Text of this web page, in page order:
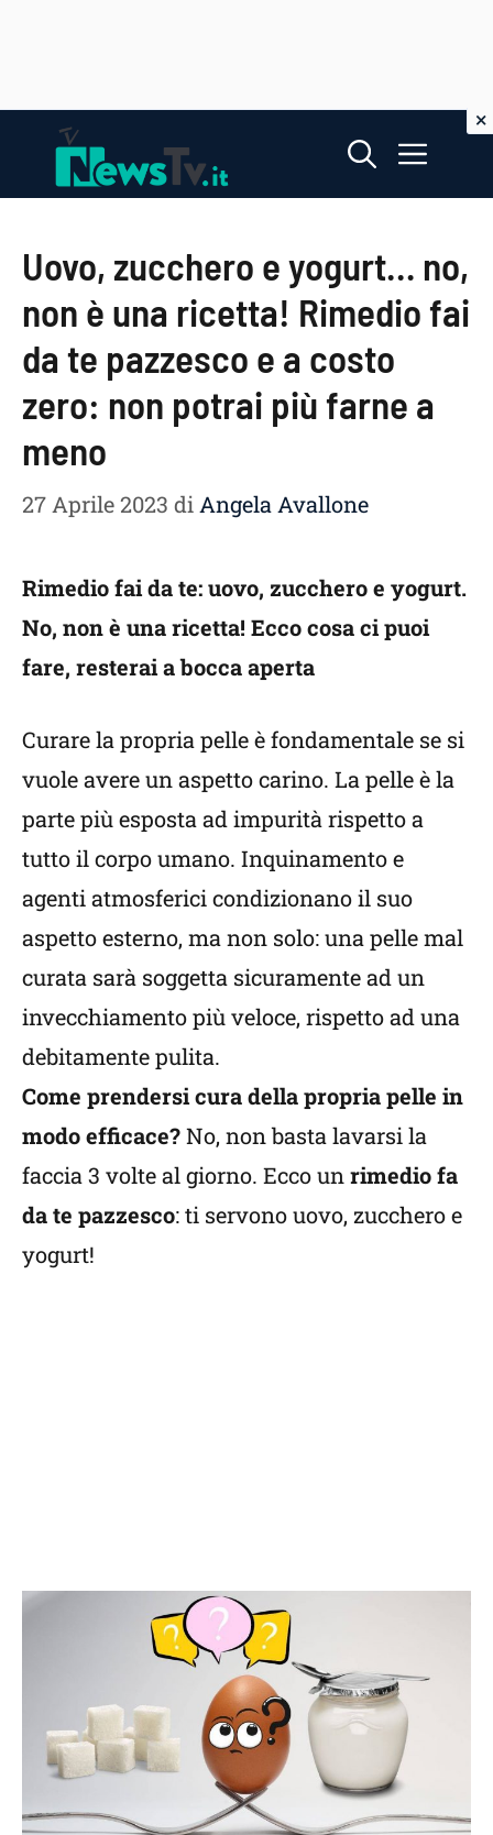
contenuto
Menu
Uovo, zucchero e yogurt… no,
non è una ricetta! Rimedio fai
da te pazzesco e a costo
zero: non potrai più farne a
meno
27 Aprile 2023 di Angela Avallone
Rimedio fai da te: uovo, zucchero e yogurt.
No, non è una ricetta! Ecco cosa ci puoi
fare, resterai a bocca aperta
Curare la propria pelle è fondamentale se si
vuole avere un aspetto carino. La pelle è la
parte più esposta ad impurità rispetto a
tutto il corpo umano. Inquinamento e
agenti atmosferici condizionano il suo
aspetto esterno, ma non solo: una pelle mal
curata sarà soggetta sicuramente ad un
invecchiamento più veloce, rispetto ad una
debitamente pulita.
Come prendersi cura della propria pelle in
modo efficace?No, non basta lavarsi la
faccia 3 volte al giorno. Ecco unrimedio fa
da te pazzesco: ti servono uovo, zucchero e
yogurt!